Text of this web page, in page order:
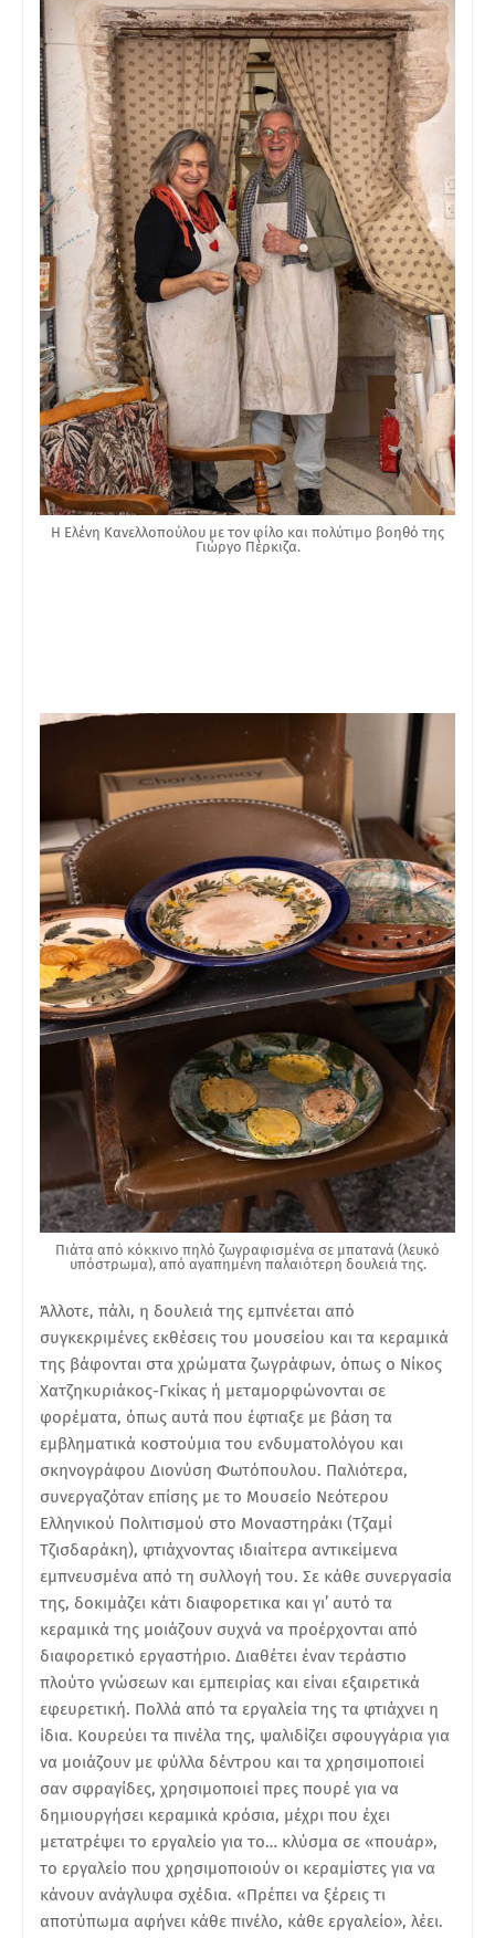
Η Ελένη Κανελλοπούλου με τον φίλο και πολύτιμο βοηθό της
Γιώργο Πέρκιζα.
Πιάτα από κόκκινο πηλό ζωγραφισμένα σε μπατανά (λευκό
υπόστρωμα), από αγαπημένη παλαιότερη δουλειά της.
Άλλοτε, πάλι, η δουλειά της εμπνέεται από
συγκεκριμένες εκθέσεις του μουσείου και τα κεραμικά
της βάφονται στα χρώματα ζωγράφων, όπως ο Νίκος
Χατζηκυριάκος-Γκίκας ή μεταμορφώνονται σε
φορέματα, όπως αυτά που έφτιαξε με βάση τα
εμβληματικά κοστούμια του ενδυματολόγου και
σκηνογράφου Διονύση Φωτόπουλου. Παλιότερα,
συνεργαζόταν επίσης με το Μουσείο Νεότερου
Ελληνικού Πολιτισμού στο Μοναστηράκι (Τζαμί
Τζισδαράκη), φτιάχνοντας ιδιαίτερα αντικείμενα
εμπνευσμένα από τη συλλογή του. Σε κάθε συνεργασία
της, δοκιμάζει κάτι διαφορετικα και γι’ αυτό τα
κεραμικά της μοιάζουν συχνά να προέρχονται από
διαφορετικό εργαστήριο. Διαθέτει έναν τεράστιο
πλούτο γνώσεων και εμπειρίας και είναι εξαιρετικά
εφευρετική. Πολλά από τα εργαλεία της τα φτιάχνει η
ίδια. Κουρεύει τα πινέλα της, ψαλιδίζει σφουγγάρια για
να μοιάζουν με φύλλα δέντρου και τα χρησιμοποιεί
σαν σφραγίδες, χρησιμοποιεί πρες πουρέ για να
δημιουργήσει κεραμικά κρόσια, μέχρι που έχει
μετατρέψει το εργαλείο για το… κλύσμα σε «πουάρ»,
το εργαλείο που χρησιμοποιούν οι κεραμίστες για να
κάνουν ανάγλυφα σχέδια. «Πρέπει να ξέρεις τι
αποτύπωμα αφήνει κάθε πινέλο, κάθε εργαλείο», λέει.